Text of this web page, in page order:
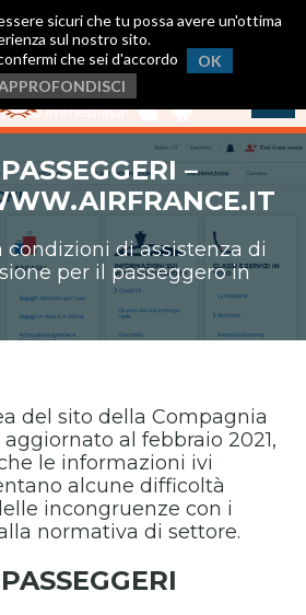
sicuri che tu possa avere un'ottima
sul nostro sito.
che sei d'accordo
OK
ora la nostra App
immediata!
–
condizioni di assistenza di
per il passeggero in
del sito della Compagnia
al febbraio 2021,
le informazioni ivi
alcune difficoltà
incongruenze con i
normativa di settore.